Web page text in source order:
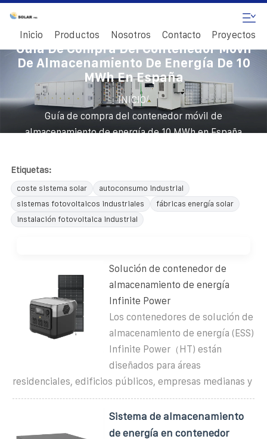
Inicio Productos Nosotros Contacto Proyectos
Guía De Compra Del Contenedor Móvil
De Almacenamiento De Energía De 10
MWh En España
INICIO/
Guía de compra del contenedor móvil de
almacenamiento de energía de 10 MWh en España
Etiquetas:
coste sistema solar
autoconsumo industrial
sistemas fotovoltaicos industriales
fábricas energía solar
instalación fotovoltaica industrial
Solución de contenedor de
almacenamiento de energía
Infinite Power
Los contenedores de solución de
almacenamiento de energía (ESS)
Infinite Power（HT) están
diseñados para áreas
residenciales, edificios públicos, empresas medianas y
Sistema de almacenamiento
de energía en contenedor